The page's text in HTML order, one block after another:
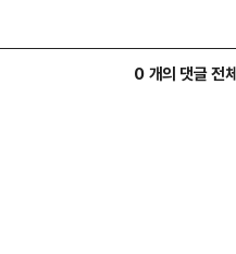
0 개의 댓글 전